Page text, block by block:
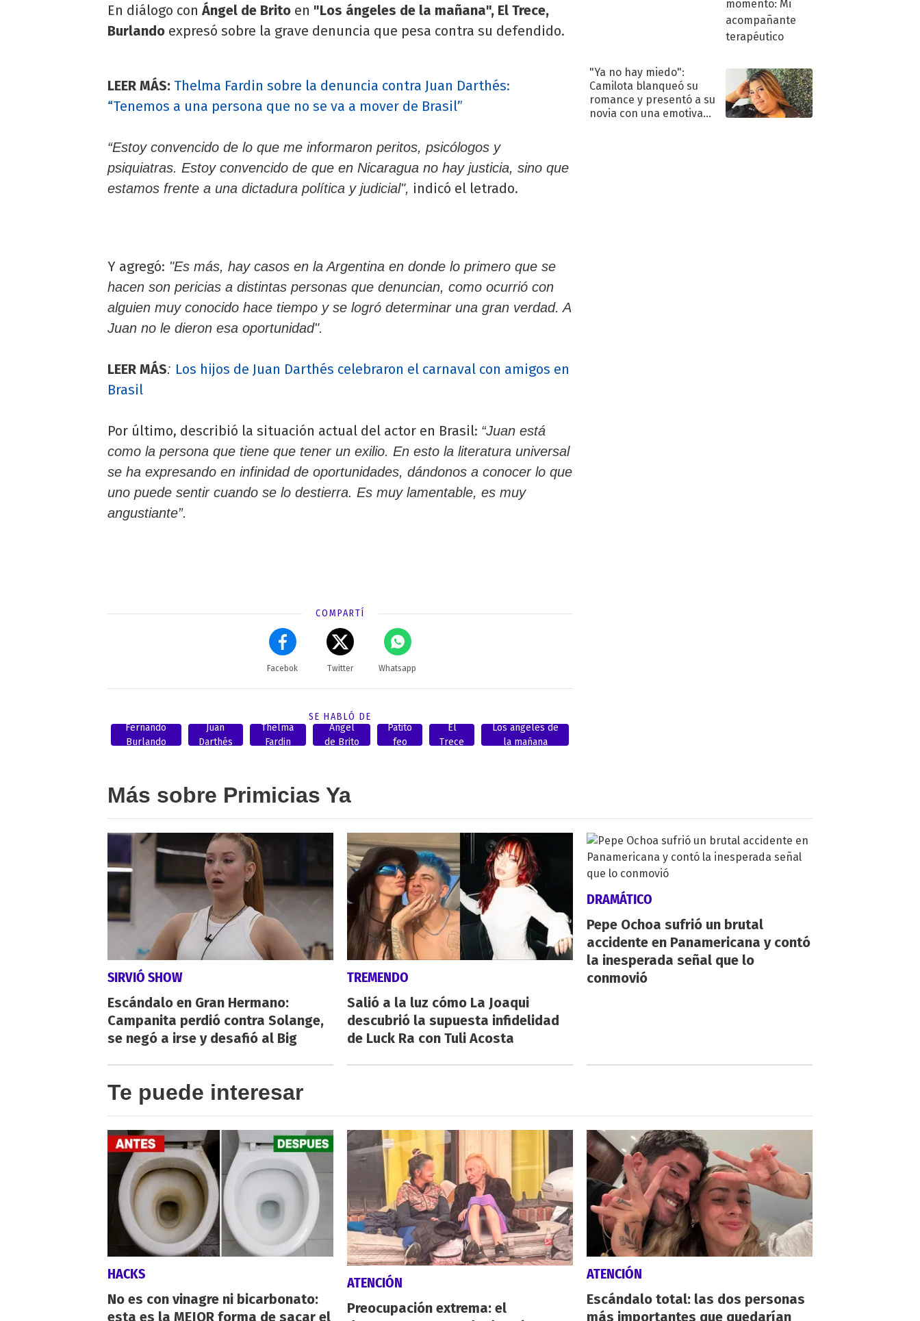
En diálogo conÁngel de Brito en "Los ángeles de la mañana", El Trece,
Burlando expresó sobre la grave denuncia que pesa contra su defendido.
LEER MÁS: Thelma Fardin sobre la denuncia contra Juan Darthés:
“Tenemos a una persona que no se va a mover de Brasil”
“Estoy convencido de lo que me informaron peritos, psicólogos y
psiquiatras. Estoy convencido de que en Nicaragua no hay justicia, sino que
estamos frente a una dictadura política y judicial", indicó el letrado.
Y agregó: "Es más, hay casos en la Argentina en donde lo primero que se
hacen son pericias a distintas personas que denuncian, como ocurrió con
alguien muy conocido hace tiempo y se logró determinar una gran verdad. A
Juan no le dieron esa oportunidad".
LEER MÁS: Los hijos de Juan Darthés celebraron el carnaval con amigos en
Brasil
Por último, describió la situación actual del actor en Brasil: “Juan está
como la persona que tiene que tener un exilio. En esto la literatura universal
se ha expresando en infinidad de oportunidades, dándonos a conocer lo que
uno puede sentir cuando se lo destierra. Es muy lamentable, es muy
angustiante”.
COMPARTÍ
Facebok Twitter Whatsapp
SE HABLÓ DE
Fernando
Burlando
Juan
Darthés
Thelma
Fardin
Angel
de Brito
Patito
feo
El
Trece
Los angeles de
la mañana
"Ya no hay miedo":
Camilota blanqueó su
romance y presentó a su
novia con una emotiva
Más sobre Primicias Ya
SIRVIÓ SHOW
Escándalo en Gran Hermano:
Campanita perdió contra Solange,
se negó a irse y desafió al Big
TREMENDO
Salió a la luz cómo La Joaqui
descubrió la supuesta infidelidad
de Luck Ra con Tuli Acosta
DRAMÁTICO
Pepe Ochoa sufrió un brutal
accidente en Panamericana y contó
la inesperada señal que lo
conmovió
Te puede interesar
HACKS
No es con vinagre ni bicarbonato:
esta es la MEJOR forma de sacar el
ATENCIÓN
Preocupación extrema: el
ATENCIÓN
Escándalo total: las dos personas
más importantes que quedarían